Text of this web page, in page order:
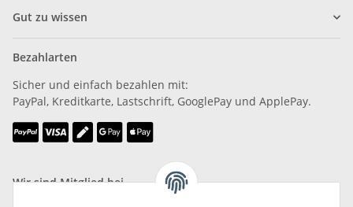
Gut zu wissen
Bezahlarten
Sicher und einfach bezahlen mit:
PayPal, Kreditkarte, Lastschrift, GooglePay und ApplePay.
Wir sind Mitglied bei